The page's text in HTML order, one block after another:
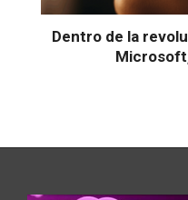
Dentro de la